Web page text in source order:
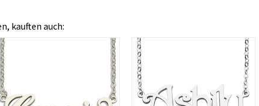
kauften auch: